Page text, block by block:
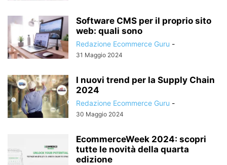
Software CMS per il proprio sito
web: quali sono
Redazione Ecommerce Guru -
31 Maggio 2024
I nuovi trend per la Supply Chain
2024
Redazione Ecommerce Guru -
30 Maggio 2024
EcommerceWeek 2024: scopri
tutte le novità della quarta
edizione